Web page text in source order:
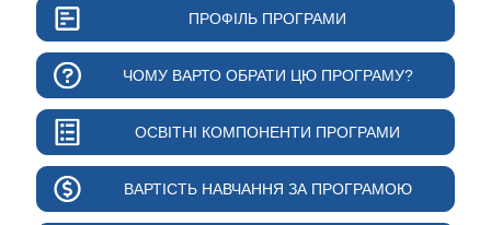
ПРОФІЛЬ ПРОГРАМИ
ЧОМУ ВАРТО ОБРАТИ ЦЮ ПРОГРАМУ?
ОСВІТНІ КОМПОНЕНТИ ПРОГРАМИ
ВАРТІСТЬ НАВЧАННЯ ЗА ПРОГРАМОЮ